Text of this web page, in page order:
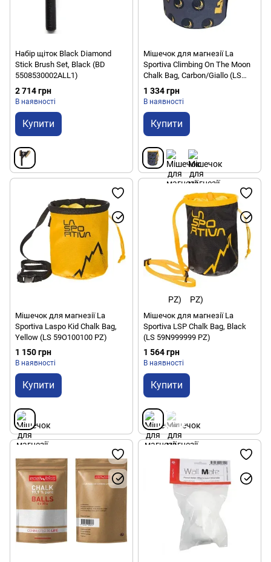
Набір щіток Black Diamond
Stick Brush Set, Black (BD
5508530002ALL1)
2 714 грн
В наявності
Купити
Мішечок для магнезії La
Sportiva Climbing On The Moon
Chalk Bag, Carbon/Giallo (LS
79K900108 PZ)
1 334 грн
В наявності
Купити
Мішечок для магнезії La
Sportiva Laspo Kid Chalk Bag,
Yellow (LS 59O100100 PZ)
1 150 грн
В наявності
Купити
Мішечок для магнезії La
Sportiva LSP Chalk Bag, Black
(LS 59N999999 PZ)
1 564 грн
В наявності
Купити